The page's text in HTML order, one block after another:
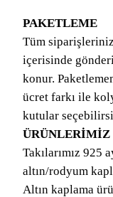
PAKETLEME
Tüm
içerisinde
konur.
ücret farkı ile
kutular
ÜRÜNLERİMİZ
Takılarımız
altın/rodyum
Altın kaplama